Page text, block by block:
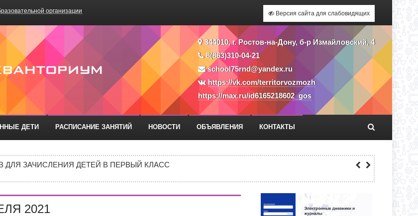
организации Версия сайта для слабовидящих
«Школа №75»
344010, г. Ростов-на-Дону, б-р Измайловский, 4
8(863)310-04-21
school75rnd@yandex.ru
https://vk.com/territorvozmozh
https://max.ru/id6165218602_gos
ДЕТИ РАСПИСАНИЕ ЗАНЯТИЙ НОВОСТИ ОБЪЯВЛЕНИЯ КОНТАКТЫ
«ШКОЛА № 75» ОТКРЫВАЮТСЯ КЛАССЫ ПОЛНОГО ДНЯ ПО АДРЕСУ: УЛ. Ю. ДУБИНИНА,
ДЛЯ ЗАЧИСЛЕНИЯ ДЕТЕЙ В ПЕРВЫЙ КЛАСС
ОТБОРЕ И ПРИЕМЕ ДОКУМЕНТОВ В 10 КЛАСС
КЛАСС2021